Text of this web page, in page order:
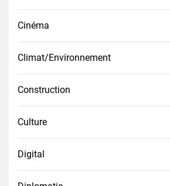
Cinéma
Climat/Environnement
Construction
Culture
Digital